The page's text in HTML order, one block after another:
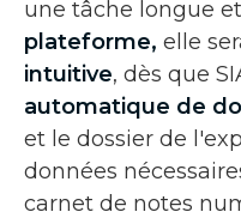
une tâche longue
plateforme, elle
intuitive, dès que
automatique de
et le dossier de
données
carnet de notes